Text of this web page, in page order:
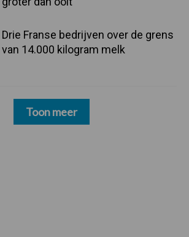
Drie Franse bedrijven over de grens
van 14.000 kilogram melk
Toon meer